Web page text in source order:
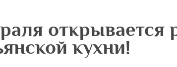
открывается
кухни!